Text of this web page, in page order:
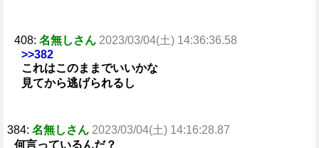
408: 名無しさん 2023/03/04(土) 14:36:36.58
>>382
これはこのままでいいかな
見てから逃げられるし
384: 名無しさん 2023/03/04(土) 14:16:28.87
何言っているんだ？